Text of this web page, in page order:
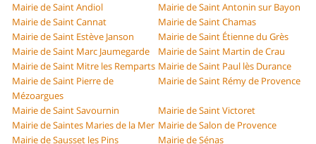
Mairie de Saint Andiol
Mairie de Saint Antonin sur Bayon
Mairie de Saint Cannat
Mairie de Saint Chamas
Mairie de Saint Estève Janson
Mairie de Saint Étienne du Grès
Mairie de Saint Marc Jaumegarde
Mairie de Saint Martin de Crau
Mairie de Saint Mitre les Remparts Mairie de Saint Paul lès Durance
Mairie de Saint Pierre de
Mézoargues
Mairie de Saint Rémy de Provence
Mairie de Saint Savournin
Mairie de Saint Victoret
Mairie de Saintes Maries de la Mer Mairie de Salon de Provence
Mairie de Sausset les Pins
Mairie de Sénas